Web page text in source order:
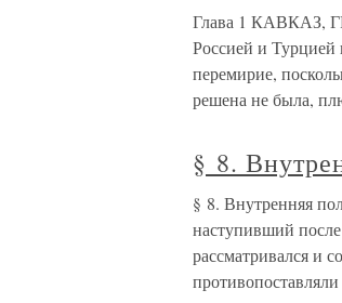
Глава 1 КАВКАЗ,
Россией и Турцией
перемирие,
решена не была,
§ 8.
§ 8. Внутренняя
наступивший
рассматривался и
противопоставляли